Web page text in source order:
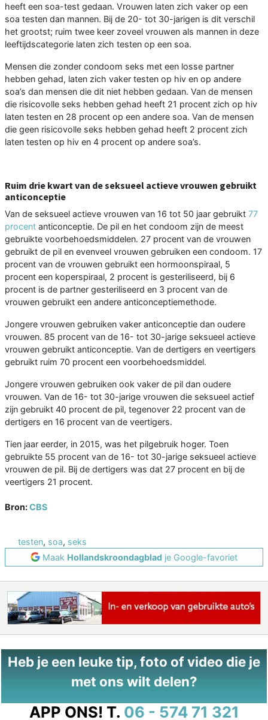
heeft een soa-test gedaan. Vrouwen laten zich vaker op een
soa testen dan mannen. Bij de 20- tot 30-jarigen is dit verschil
het grootst; ruim twee keer zoveel vrouwen als mannen in deze
leeftijdscategorie laten zich testen op een soa.
Mensen die zonder condoom seks met een losse partner
hebben gehad, laten zich vaker testen op hiv en op andere
soa’s dan mensen die dit niet hebben gedaan. Van de mensen
die risicovolle seks hebben gehad heeft 21 procent zich op hiv
laten testen en 28 procent op een andere soa. Van de mensen
die geen risicovolle seks hebben gehad heeft 2 procent zich
laten testen op hiv en 4 procent op andere soa’s.
Ruim drie kwart van de seksueel actieve vrouwen gebruikt
anticonceptie
Van de seksueel actieve vrouwen van 16 tot 50 jaar gebruikt 77
procent anticonceptie. De pil en het condoom zijn de meest
gebruikte voorbehoedsmiddelen. 27 procent van de vrouwen
gebruikt de pil en evenveel vrouwen gebruiken een condoom. 17
procent van de vrouwen gebruikt een hormoonspiraal, 5
procent een koperspiraal, 2 procent is gesteriliseerd, bij 6
procent is de partner gesteriliseerd en 3 procent van de
vrouwen gebruikt een andere anticonceptiemethode.
Jongere vrouwen gebruiken vaker anticonceptie dan oudere
vrouwen. 85 procent van de 16- tot 30-jarige seksueel actieve
vrouwen gebruikt anticonceptie. Van de dertigers en veertigers
gebruikt ruim 70 procent een voorbehoedsmiddel.
Jongere vrouwen gebruiken ook vaker de pil dan oudere
vrouwen. Van de 16- tot 30-jarige vrouwen die seksueel actief
zijn gebruikt 40 procent de pil, tegenover 22 procent van de
dertigers en 16 procent van de veertigers.
Tien jaar eerder, in 2015, was het pilgebruik hoger. Toen
gebruikte 55 procent van de 16- tot 30-jarige seksueel actieve
vrouwen de pil. Bij de dertigers was dat 27 procent en bij de
veertigers 21 procent.
Bron:CBS
testen, soa, seks
Maak Hollandskroondagblad je Google-favoriet
Heb je een leuke tip, foto of video die je
met ons wilt delen?
APP ONS! T. 06 - 574 71 321